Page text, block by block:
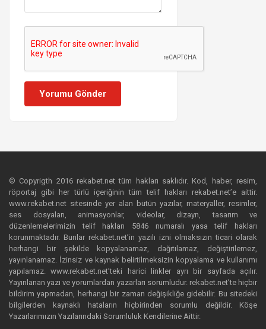
Yorumu Gönder
© Copyrigth 2016 rekabet.net tüm hakları saklıdır. Kod, haber, resim,
röportaj gibi her türlü içeriğinin tüm telif hakları rekabet.net’e aittir.
www.rekabet.net sitesinde yer alan bütün yazılar, materyaller, resimler,
ses dosyaları, animasyonlar, videolar, dizayn, tasarım ve
düzenlemelerimizin telif hakları 5846 numaralı yasa telif hakları
korunmaktadır. Bunlar rekabet.net’in yazılı izni olmaksızın ticari olarak
herhangi bir şekilde kopyalanamaz, dağıtılamaz, değiştirilemez,
yayınlanamaz. İzinsiz ve kaynak belirtilmeksizin kopyalama ve kullanımı
yapılamaz. www.rekabet.net’teki harici linkler ayrı bir sayfada açılır.
Yayınlanan yazı ve yorumlardan yazarları sorumludur. rekabet.net’te hiçbir
bildirim yapmadan, herhangi bir zaman değişikliğe gidebilir. Bu sitedeki
bilgilerden kaynaklı hataların hiçbirinden sorumlu değildir. Köşe
Yazarlarımızın Yazılarındaki Sorumluluk Kendilerine Aittir.